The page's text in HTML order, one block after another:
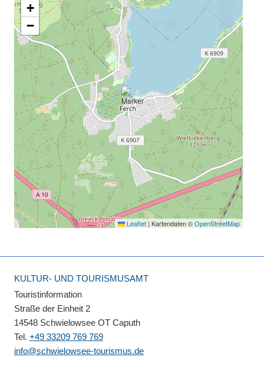
+
−
Leaflet | Kartendaten ©OpenStreetMap
KULTUR- UND TOURISMUSAMT
Touristinformation
Straße der Einheit 2
14548 Schwielowsee OT Caputh
Tel. +49 33209 769 769
info@schwielowsee-tourismus.de